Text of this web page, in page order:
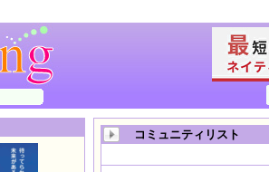
コミュニティリスト